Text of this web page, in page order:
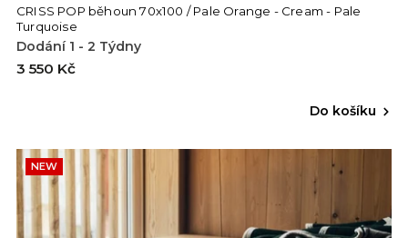
CRISS POP běhoun 70x100 / Pale Orange - Cream - Pale
Turquoise
Dodání 1 - 2 Týdny
3 550 Kč
Do košíku
NEW